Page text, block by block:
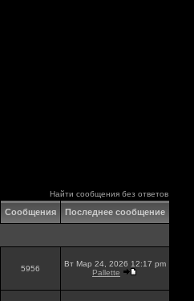
Найти сообщения без ответов
Сообщения Последнее сообщение
5956
Вт Мар 24, 2026 12:17 pm
Pallette